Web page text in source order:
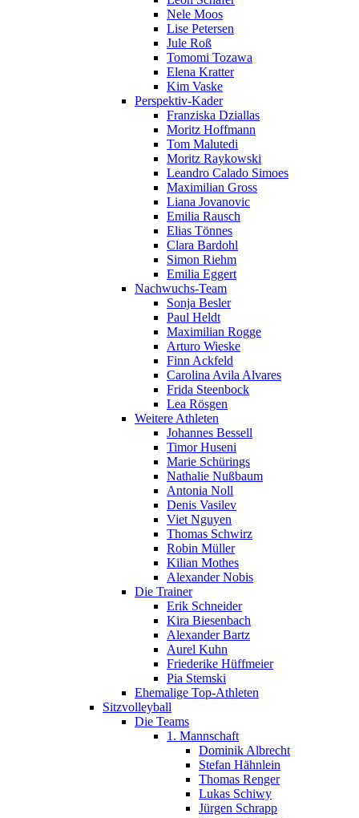
Nele Moos
Lise Petersen
Jule Roß
Tomomi Tozawa
Elena Kratter
Kim Vaske
Perspektiv-Kader
Franziska Dziallas
Moritz Hoffmann
Tom Malutedi
Moritz Raykowski
Leandro Calado Simoes
Maximilian Gross
Liana Jovanovic
Emilia Rausch
Elias Tönnes
Clara Bardohl
Simon Riehm
Emilia Eggert
Nachwuchs-Team
Sonja Besler
Paul Heldt
Maximilian Rogge
Arturo Wieske
Finn Ackfeld
Carolina Avila Alvares
Frida Steenbock
Lea Rösgen
Weitere Athleten
Johannes Bessell
Timor Huseni
Marie Schürings
Nathalie Nußbaum
Antonia Noll
Denis Vasilev
Viet Nguyen
Thomas Schwirz
Robin Müller
Kilian Mothes
Alexander Nobis
Die Trainer
Erik Schneider
Kira Biesenbach
Alexander Bartz
Aurel Kuhn
Friederike Hüffmeier
Pia Stemski
Ehemalige Top-Athleten
Sitzvolleyball
Die Teams
1. Mannschaft
Dominik Albrecht
Stefan Hähnlein
Thomas Renger
Lukas Schiwy
Jürgen Schrapp